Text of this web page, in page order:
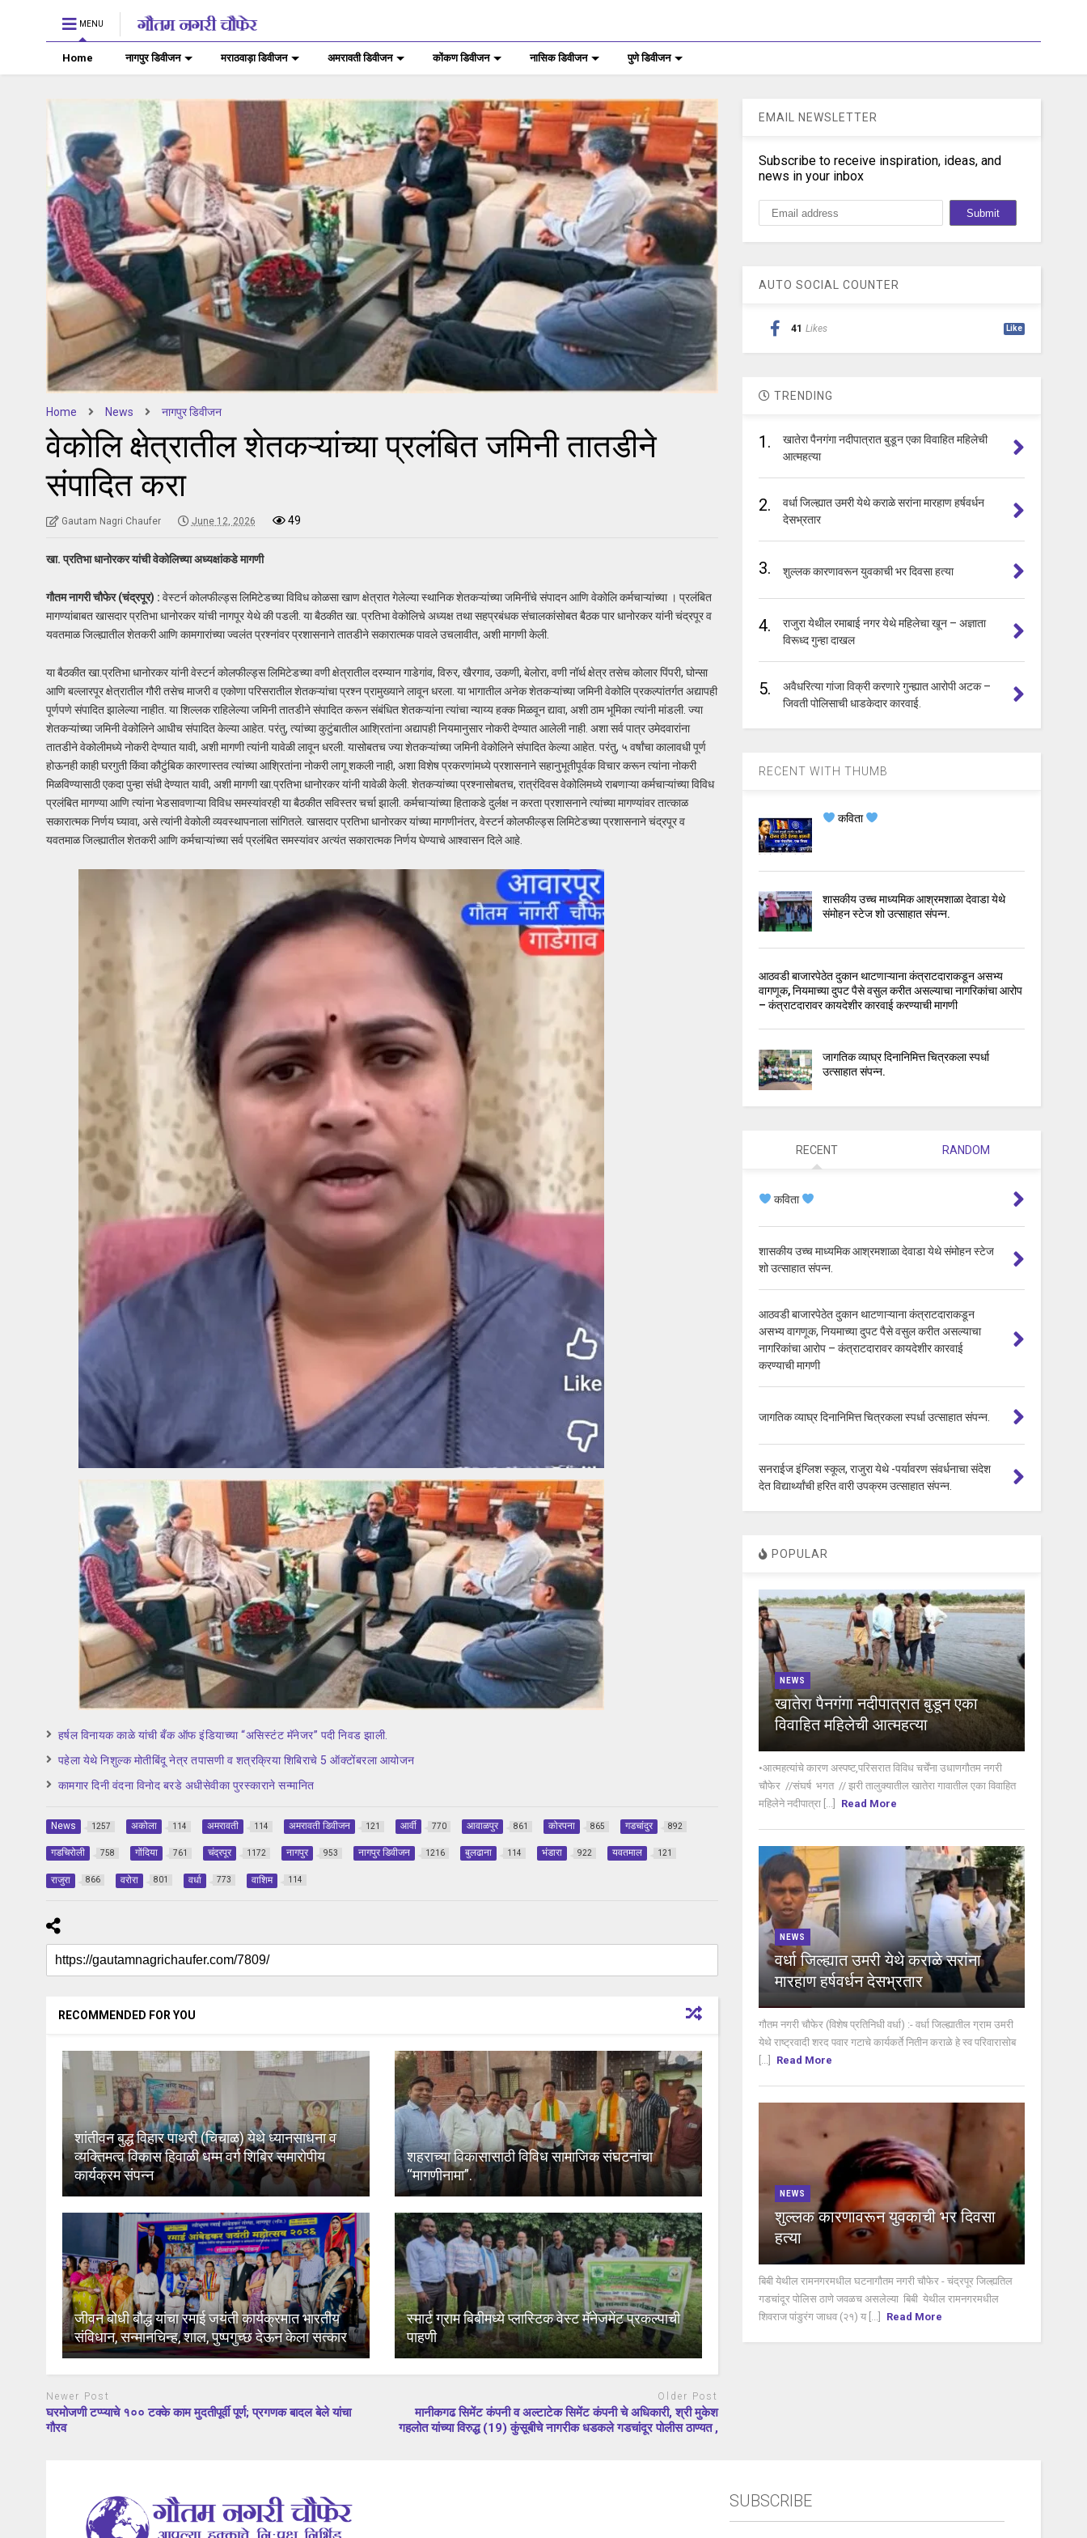
MENU
Home नागपुर डिवीजन मराठवाड़ा डिवीजन अमरावती डिवीजन कोंकण डिवीजन नासिक डिवीजन पुणे डिवीजन
Home News नागपुर डिवीजन
वेकोलि क्षेत्रातील शेतकऱ्यांच्या प्रलंबित जमिनी तातडीने
संपादित करा
Gautam Nagri Chaufer June 12, 2026 49
खा. प्रतिभा धानोरकर यांची वेकोलिच्या अध्यक्षांकडे मागणी
गौतम नागरी चौफेर (चंद्रपूर) : वेस्टर्न कोलफील्ड्स लिमिटेडच्या विविध कोळसा खाण क्षेत्रात गेलेल्या स्थानिक शेतकऱ्यांच्या जमिनींचे संपादन आणि वेकोलि कर्मचाऱ्यांच्या । प्रलंबित
मागण्यांबाबत खासदार प्रतिभा धानोरकर यांची नागपूर येथे की पडली. या बैठकीत खा. प्रतिभा वेकोलिचे अध्यक्ष तथा सहप्रबंधक संचालकांसोबत बैठक पार धानोरकर यांनी चंद्रपूर व
यवतमाळ जिल्ह्यातील शेतकरी आणि कामगारांच्या ज्वलंत प्रश्नांवर प्रशासनाने तातडीने सकारात्मक पावले उचलावीत, अशी मागणी केली.
या बैठकीत खा.प्रतिभा धानोरकर यांनी वेस्टर्न कोलफील्ड्स लिमिटेडच्या वणी क्षेत्रातील दरम्यान गाडेगांव, विरुर, खैरगाव, उकणी, बेलोरा, वणी नॉर्थ क्षेत्र तसेच कोलार पिंपरी, घोन्सा
आणि बल्लारपूर क्षेत्रातील गौरी तसेच माजरी व एकोणा परिसरातील शेतकऱ्यांचा प्रश्न प्रामुख्याने लावून धरला. या भागातील अनेक शेतकऱ्यांच्या जमिनी वेकोलि प्रकल्पांतर्गत अद्यापही
पूर्णपणे संपादित झालेल्या नाहीत. या शिल्लक राहिलेल्या जमिनी तातडीने संपादित करून संबंधित शेतकऱ्यांना त्यांचा न्याय्य हक्क मिळवून द्यावा, अशी ठाम भूमिका त्यांनी मांडली. ज्या
शेतकऱ्यांच्या जमिनी वेकोलिने आधीच संपादित केल्या आहेत. परंतु, त्यांच्या कुटुंबातील आश्रितांना अद्यापही नियमानुसार नोकरी देण्यात आलेली नाही. अशा सर्व पात्र उमेदवारांना
तातडीने वेकोलीमध्ये नोकरी देण्यात यावी, अशी मागणी त्यांनी यावेळी लावून धरली. यासोबतच ज्या शेतकऱ्यांच्या जमिनी वेकोलिने संपादित केल्या आहेत. परंतु, ५ वर्षांचा कालावधी पूर्ण
होऊनही काही घरगुती किंवा कौटुंबिक कारणास्तव त्यांच्या आश्रितांना नोकरी लागू शकली नाही, अशा विशेष प्रकरणांमध्ये प्रशासनाने सहानुभूतीपूर्वक विचार करून त्यांना नोकरी
मिळविण्यासाठी एकदा पुन्हा संधी देण्यात यावी, अशी मागणी खा.प्रतिभा धानोरकर यांनी यावेळी केली. शेतकऱ्यांच्या प्रश्नासोबतच, रात्रंदिवस वेकोलिमध्ये राबणाऱ्या कर्मचाऱ्यांच्या विविध
प्रलंबित मागण्या आणि त्यांना भेडसावणाऱ्या विविध समस्यांवरही या बैठकीत सविस्तर चर्चा झाली. कर्मचाऱ्यांच्या हिताकडे दुर्लक्ष न करता प्रशासनाने त्यांच्या मागण्यांवर तात्काळ
सकारात्मक निर्णय घ्यावा, असे त्यांनी वेकोली व्यवस्थापनाला सांगितले. खासदार प्रतिभा धानोरकर यांच्या मागणीनंतर, वेस्टर्न कोलफील्ड्स लिमिटेडच्या प्रशासनाने चंद्रपूर व
यवतमाळ जिल्ह्यातील शेतकरी आणि कर्मचाऱ्यांच्या सर्व प्रलंबित समस्यांवर अत्यंत सकारात्मक निर्णय घेण्याचे आश्वासन दिले आहे.
हर्षल विनायक काळे यांची बँक ऑफ इंडियाच्या “असिस्टंट मॅनेजर” पदी निवड झाली.
पहेला येथे निशुल्क मोतीबिंदू नेत्र तपासणी व शत्रक्रिया शिबिराचे 5 ऑक्टोंबरला आयोजन
कामगार दिनी वंदना विनोद बरडे अधीसेवीका पुरस्काराने सन्मानित
News 1257 अकोला 114 अमरावती 114 अमरावती डिवीजन 121 आर्वी 770 आवाळपुर 861 कोरपना 865 गडचांदुर 892
गडचिरोली 758 गोंदिया 761 चंद्रपूर 1172 नागपुर 953 नागपुर डिवीजन 1216 बुलढाना 114 भंडारा 922 यवतमाल 121
राजुरा 866 वरोरा 801 वर्धा 773 वाशिम 114
RECOMMENDED FOR YOU
शांतीवन बुद्ध विहार पाथरी (चिचाळ) येथे ध्यानसाधना व
व्यक्तिमत्व विकास हिवाळी धम्म वर्ग शिबिर समारोपीय
कार्यक्रम संपन्न
शहराच्या विकासासाठी विविध सामाजिक संघटनांचा
“मागणीनामा”.
जीवन बोधी बौद्ध यांचा रमाई जयंती कार्यक्रमात भारतीय
संविधान, सन्मानचिन्ह, शाल, पुष्पगुच्छ देऊन केला सत्कार
स्मार्ट ग्राम बिबीमध्ये प्लास्टिक वेस्ट मॅनेजमेंट प्रकल्पाची
पाहणी
Newer Post
घरमोजणी टप्प्याचे १०० टक्के काम मुदतीपूर्वी पूर्ण; प्रगणक बादल बेले यांचा
गौरव
Older Post
मानीकगढ सिमेंट कंपनी व अल्टाटेक सिमेंट कंपनी चे अधिकारी, श्री मुकेश
गहलोत यांच्या विरुद्ध (19) कुंसूबीचे नागरीक धडकले गडचांदूर पोलीस ठाण्यत ,
EMAIL NEWSLETTER
Subscribe to receive inspiration, ideas, and
news in your inbox
AUTO SOCIAL COUNTER
41 Likes Like
TRENDING
1.
खातेरा पैनगंगा नदीपात्रात बुडून एका विवाहित महिलेची
आत्महत्या
2.
वर्धा जिल्ह्यात उमरी येथे कराळे सरांना मारहाण हर्षवर्धन
देसभ्रतार
3. शुल्लक कारणावरून युवकाची भर दिवसा हत्या
4.
राजुरा येथील रमाबाई नगर येथे महिलेचा खून – अज्ञाता
विरूध्द गुन्हा दाखल
5.
अवैधरित्या गांजा विक्री करणारे गुन्ह्यात आरोपी अटक –
जिवती पोलिसाची धाडकेदार कारवाई.
RECENT WITH THUMB
कविता
शासकीय उच्च माध्यमिक आश्रमशाळा देवाडा येथे
संमोहन स्टेज शो उत्साहात संपन्न.
आठवडी बाजारपेठेत दुकान थाटणाऱ्याना कंत्राटदाराकडून असभ्य
वागणूक, नियमाच्या दुपट पैसे वसुल करीत असल्याचा नागरिकांचा आरोप
– कंत्राटदारावर कायदेशीर कारवाई करण्याची मागणी
जागतिक व्याघ्र दिनानिमित्त चित्रकला स्पर्धा
उत्साहात संपन्न.
RECENT RANDOM
कविता
शासकीय उच्च माध्यमिक आश्रमशाळा देवाडा येथे संमोहन स्टेज
शो उत्साहात संपन्न.
आठवडी बाजारपेठेत दुकान थाटणाऱ्याना कंत्राटदाराकडून
असभ्य वागणूक, नियमाच्या दुपट पैसे वसुल करीत असल्याचा
नागरिकांचा आरोप – कंत्राटदारावर कायदेशीर कारवाई
करण्याची मागणी
जागतिक व्याघ्र दिनानिमित्त चित्रकला स्पर्धा उत्साहात संपन्न.
सनराईज इंग्लिश स्कूल, राजुरा येथे -पर्यावरण संवर्धनाचा संदेश
देत विद्यार्थ्यांची हरित वारी उपक्रम उत्साहात संपन्न.
POPULAR
NEWS
खातेरा पैनगंगा नदीपात्रात बुडून एका
विवाहित महिलेची आत्महत्या
•आत्महत्यांचे कारण अस्पष्ट,परिसरात विविध चर्चेंना उधाणगौतम नगरी
चौफेर //संघर्ष भगत // झरी तालुक्यातील खातेरा गावातील एका विवाहित
महिलेने नदीपात्रा [...]
Read More
NEWS
वर्धा जिल्ह्यात उमरी येथे कराळे सरांना
मारहाण हर्षवर्धन देसभ्रतार
गौतम नगरी चौफेर (विशेष प्रतिनिधी वर्धा) :- वर्धा जिल्ह्यातील ग्राम उमरी
येथे राष्ट्रवादी शरद पवार गटाचे कार्यकर्ते नितीन कराळे हे स्व परिवारासोब
Read More
NEWS
शुल्लक कारणावरून युवकाची भर दिवसा
हत्या
बिबी येथील रामनगरमधील घटनागौतम नगरी चौफेर - चंद्रपूर जिल्ह्यतिल
गडचांदूर पोलिस ठाणे जवळच असलेल्या बिबी येथील रामनगरमधील
शिवराज पांडुरंग जाधव (२१) य [...]
Read More
SUBSCRIBE